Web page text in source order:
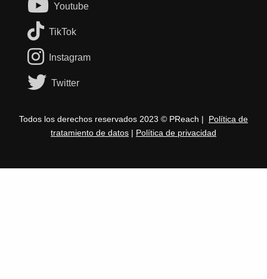
Youtube
TikTok
Instagram
Twitter
Todos los derechos reservados 2023 © PReach | Política de
tratamiento de datos | Política de privacidad